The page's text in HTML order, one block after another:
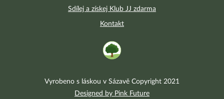
Sdílej a získej Klub JJ zdarma
Kontakt
Vyrobeno s láskou v Sázavě Copyright 2021
Designed by Pink Future